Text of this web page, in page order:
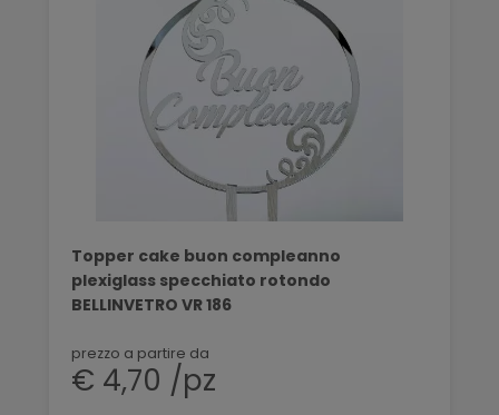
Topper cake buon compleanno
plexiglass specchiato rotondo
BELLINVETRO VR 186
prezzo a partire da
€ 4,70 /pz